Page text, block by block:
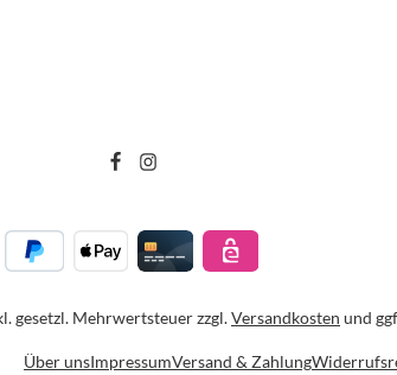
gesetzl. Mehrwertsteuer zzgl.Versandkosten und
Über unsImpressumVersand & Zahlung